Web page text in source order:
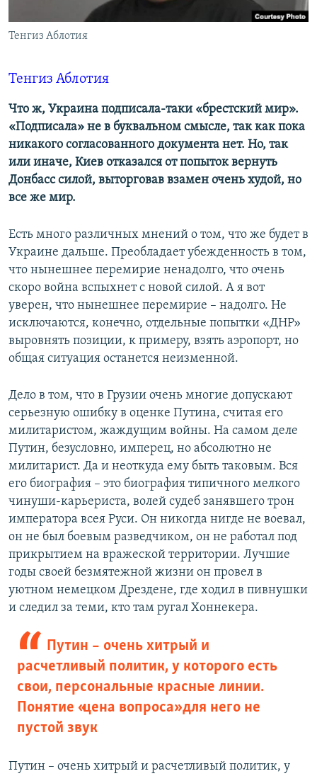
ПОБЕДИТЕЛЕЙ НЕ СУДЯТ?
КРЫМ.НЕПОКОРЕННЫЙ
ПРИСОЕДИНЯЙТЕСЬ!
Все сайты RFE/RL
Тенгиз Аблотия
Тенгиз Аблотия
Что ж, Украина подписала-таки «брестский мир».
«Подписала» не в буквальном смысле, так как пока
никакого согласованного документа нет. Но, так
или иначе, Киев отказался от попыток вернуть
Донбасс силой, выторговав взамен очень худой, но
все же мир.
Есть много различных мнений о том, что же будет в
Украине дальше. Преобладает убежденность в том,
что нынешнее перемирие ненадолго, что очень
скоро война вспыхнет с новой силой. А я вот
уверен, что нынешнее перемирие – надолго. Не
исключаются, конечно, отдельные попытки «ДНР»
выровнять позиции, к примеру, взять аэропорт, но
общая ситуация останется неизменной.
Дело в том, что в Грузии очень многие допускают
серьезную ошибку в оценке Путина, считая его
милитаристом, жаждущим войны. На самом деле
Путин, безусловно, имперец, но абсолютно не
милитарист. Да и неоткуда ему быть таковым. Вся
его биография – это биография типичного мелкого
чинуши-карьериста, волей судеб занявшего трон
императора всея Руси. Он никогда нигде не воевал,
он не был боевым разведчиком, он не работал под
прикрытием на вражеской территории. Лучшие
годы своей безмятежной жизни он провел в
уютном немецком Дрездене, где ходил в пивнушки
и следил за теми, кто там ругал Хоннекера.
Путин – очень хитрый и
расчетливый политик, у которого есть
свои, персональные красные линии.
Понятие «цена вопроса» для него не
пустой звук
Путин – очень хитрый и расчетливый политик, у